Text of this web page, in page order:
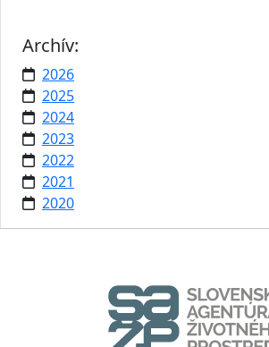
Archív:
2026
2025
2024
2023
2022
2021
2020